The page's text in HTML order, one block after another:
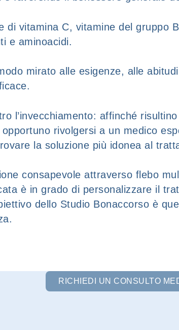
vitamina C, vitamine del gruppo
e aminoacidi.
mirato alle esigenze, alle
l’invecchiamento: affinché
rivolgersi a un medico
la soluzione più idonea al
consapevole attraverso flebo
è in grado di personalizzare il
dello Studio Bonaccorso è
RICHIEDI UN CONSULTO